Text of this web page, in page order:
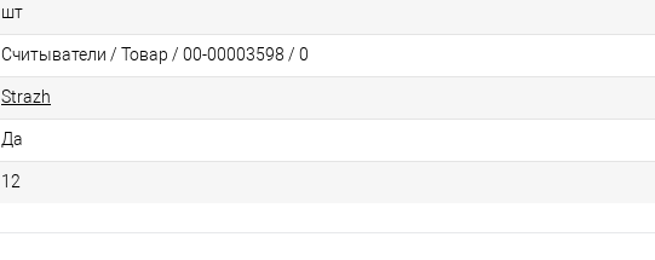
шт
Считыватели / Товар / 00-00003598 / 0
Strazh
Да
12